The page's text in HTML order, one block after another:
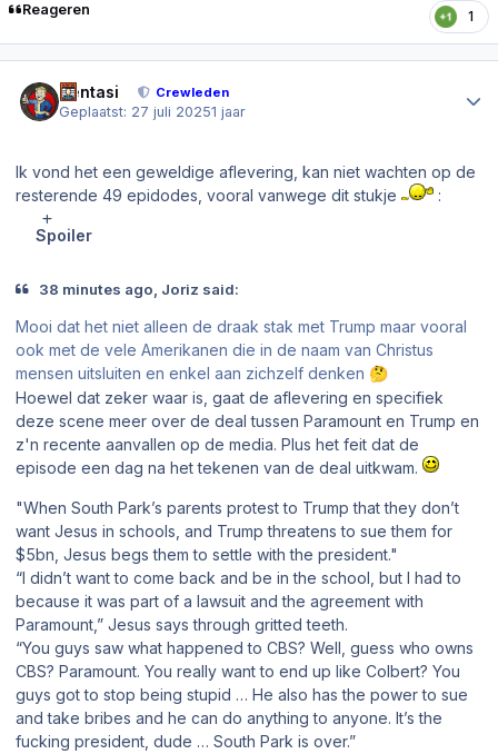
Reageren 1
Sentasi Crewleden
Geplaatst: 27 juli 20251 jaar
Ik vond het een geweldige aflevering, kan niet wachten op de
resterende 49 epidodes, vooral vanwege dit stukje
:
Spoiler
38 minutes ago, Joriz said:
Mooi dat het niet alleen de draak stak met Trump maar vooral
ook met de vele Amerikanen die in de naam van Christus
mensen uitsluiten en enkel aan zichzelf denken 🤔
Hoewel dat zeker waar is, gaat de aflevering en specifiek
deze scene meer over de deal tussen Paramount en Trump en
z'n recente aanvallen op de media. Plus het feit dat de
episode een dag na het tekenen van de deal uitkwam.
"When South Park’s parents protest to Trump that they don’t
want Jesus in schools, and Trump threatens to sue them for
$5bn, Jesus begs them to settle with the president."
“I didn’t want to come back and be in the school, but I had to
because it was part of a lawsuit and the agreement with
Paramount,” Jesus says through gritted teeth.
“You guys saw what happened to CBS? Well, guess who owns
CBS? Paramount. You really want to end up like Colbert? You
guys got to stop being stupid … He also has the power to sue
and take bribes and he can do anything to anyone. It’s the
fucking president, dude … South Park is over.”